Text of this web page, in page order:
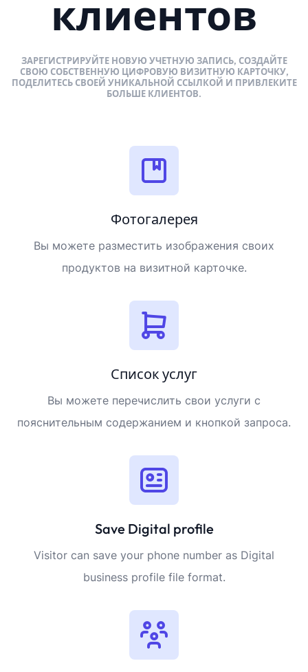
клиентов
ЗАРЕГИСТРИРУЙТЕ НОВУЮ УЧЕТНУЮ ЗАПИСЬ, СОЗДАЙТЕ
СВОЮ СОБСТВЕННУЮ ЦИФРОВУЮ ВИЗИТНУЮ КАРТОЧКУ,
ПОДЕЛИТЕСЬ СВОЕЙ УНИКАЛЬНОЙ ССЫЛКОЙ И ПРИВЛЕКИТЕ
БОЛЬШЕ КЛИЕНТОВ.
Фотогалерея
Вы можете разместить изображения своих
продуктов на визитной карточке.
Список услуг
Вы можете перечислить свои услуги с
пояснительным содержанием и кнопкой запроса.
Save Digital profile
Visitor can save your phone number as Digital
business profile file format.